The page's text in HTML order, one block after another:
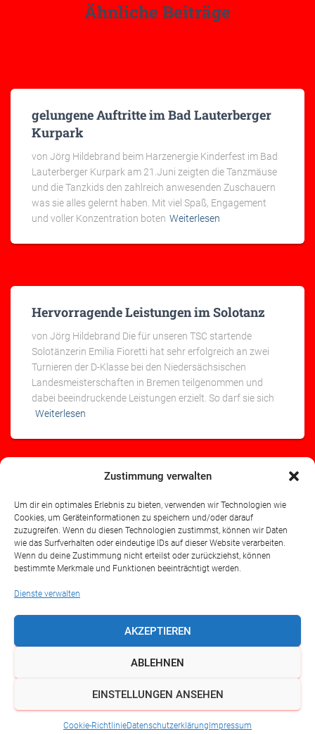
Zustimmung verwalten
Um dir ein optimales Erlebnis zu bieten, verwenden wir Technologien wie
Cookies, um Geräteinformationen zu speichern und/oder darauf
zuzugreifen. Wenn du diesen Technologien zustimmst, können wir Daten
wie das Surfverhalten oder eindeutige IDs auf dieser Website verarbeiten.
Wenn du deine Zustimmung nicht erteilst oder zurückziehst, können
bestimmte Merkmale und Funktionen beeinträchtigt werden.
Dienste verwalten
AKZEPTIEREN
ABLEHNEN
EINSTELLUNGEN ANSEHEN
Cookie-RichtlinieDatenschutzerklärung Impressum
Ähnliche Beiträge
gelungene Auftritte im Bad Lauterberger
Kurpark
von Jörg Hildebrand beim Harzenergie Kinderfest im Bad
Lauterberger Kurpark am 21.Juni zeigten die Tanzmäuse
und die Tanzkids den zahlreich anwesenden Zuschauern
was sie alles gelernt haben. Mit viel Spaß, Engagement
und voller Konzentration boten Weiterlesen
Hervorragende Leistungen im Solotanz
von Jörg Hildebrand Die für unseren TSC startende
Solotänzerin Emilia Fioretti hat sehr erfolgreich an zwei
Turnieren der D-Klasse bei den Niedersächsischen
Landesmeisterschaften in Bremen teilgenommen und
dabei beeindruckende Leistungen erzielt. So darf sie sich
Weiterlesen
Lust auf`s Tanzen?
von Jörg Hildebrand Die Tänzerinnen und Tänzer des TSC
Rot-Gold haben sehr viel Spaß daran, das Tanzbein zu
schwingen und „ganz nebenbei“ neue Tänze zu erlernen
Alter Weiterlesen
Hestia | Entwickelt vonThemeIsle